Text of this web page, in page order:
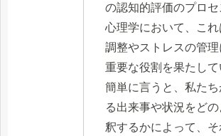
の認知的評価のプロセ
心理学において、こ
調整やストレスの管理
重要な役割を果たして
簡単に言うと、私た
る出来事や状況をど
釈するかによって、